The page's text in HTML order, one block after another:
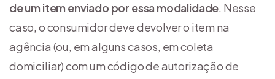
de um item enviado por essa modalidade. Nesse
caso, o consumidor deve devolver o item na
agência (ou, em alguns casos, em coleta
domiciliar) com um código de autorização de